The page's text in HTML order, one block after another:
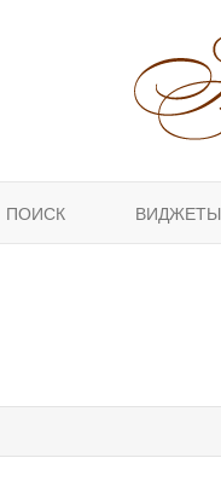
ПОИСК ВИДЖЕТЫ